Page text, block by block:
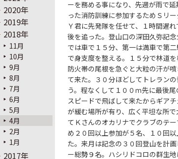
ーを務める事になり、先週が雨で延
った消防訓練に参加するためＳリー
Ｙ君に先発隊を任せて、１時間遅れ
後を追った。登山口の深田久弥記念
では車で１５分、第一は満車で第
で身支度を整える。１５分で林道を
防火帯の尾根を急ぐと大粒の汗が噴
て来た。３０分ほどしてトレラン
う。程なくして１００ｍ先に最後
スピードで飛ばして来たからギア
が緩む場所が有り、広く平坦な所
てＫさんのオカリナでクラブのテ
め２０回以上参加が５名、１０回
た。来月は記念の３０回登山を計
ー総勢９名。ハシリドコロの群生
2020年
2019年
2018年
11月
10月
9月
8月
7月
6月
5月
4月
2月
1月
2017年